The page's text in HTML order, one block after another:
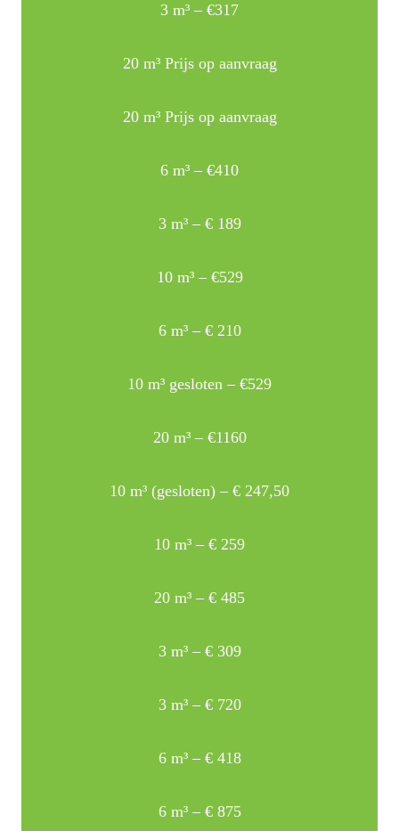
3 m³ – €317
20 m³ Prijs op aanvraag
20 m³ Prijs op aanvraag
6 m³ – €410
3 m³ – € 189
10 m³ – €529
6 m³ – € 210
10 m³ gesloten – €529
20 m³ – €1160
10 m³ (gesloten) – € 247,50
10 m³ – € 259
20 m³ – € 485
3 m³ – € 309
3 m³ – € 720
6 m³ – € 418
6 m³ – € 875